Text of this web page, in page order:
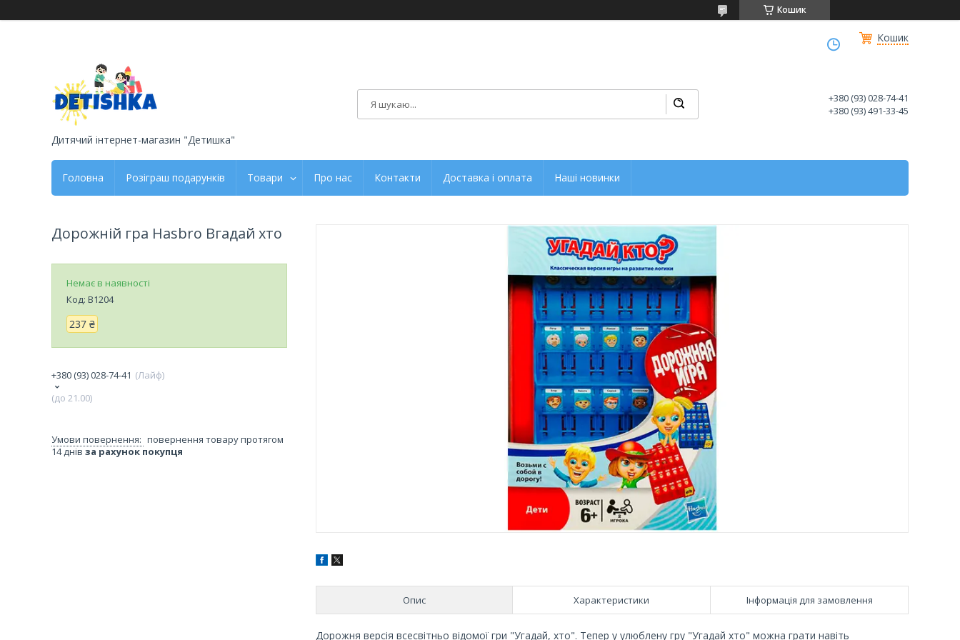
Кошик
Кошик
Дитячий інтернет-магазин "Детишка"
+380 (93) 028-74-41
+380 (93) 491-33-45
Головна Розіграш подарунків Товари Про нас Контакти Доставка і оплата Наші новинки
Опис Характеристики Інформація для замовлення
Дорожня версія всесвітньо відомої гри "Угадай, хто". Тепер у улюблену гру "Угадай хто" можна грати навіть
Дорожній гра Hasbro Вгадай хто
Немає в наявності
Код: B1204
237 ₴
+380 (93) 028-74-41
Лайф
(до 21.00)
повернення товару протягом
14 днів за рахунок покупця